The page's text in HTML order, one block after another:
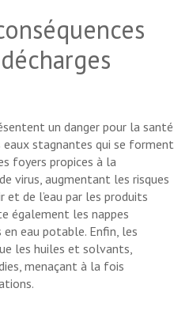
un danger pour la santé
eaux stagnantes qui se forment
foyers propices à la
virus, augmentant les risques
et de l’eau par les produits
également les nappes
eau potable. Enfin, les
les huiles et solvants,
menaçant à la fois